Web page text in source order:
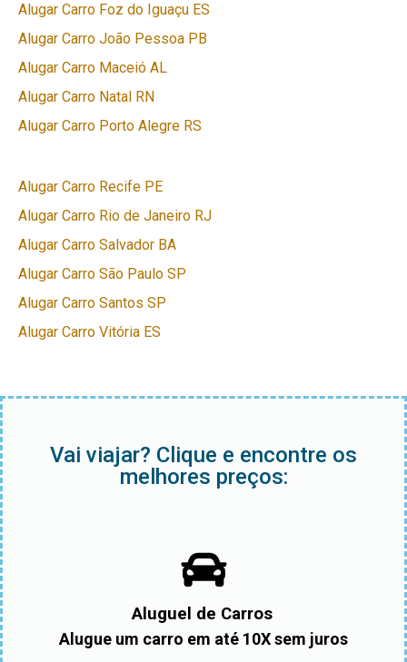
Alugar Carro Foz do Iguaçu ES
Alugar Carro João Pessoa PB
Alugar Carro Maceió AL
Alugar Carro Natal RN
Alugar Carro Porto Alegre RS
Alugar Carro Recife PE
Alugar Carro Rio de Janeiro RJ
Alugar Carro Salvador BA
Alugar Carro São Paulo SP
Alugar Carro Santos SP
Alugar Carro Vitória ES
Vai viajar? Clique e encontre os
melhores preços:
Aluguel de Carros
Alugue um carro em até 10X sem juros